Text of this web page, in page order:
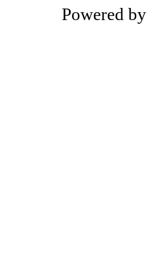
Powered by